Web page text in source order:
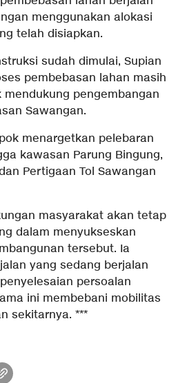
menggunakan alokasi
telah disiapkan.
sudah dimulai, Supian
pembebasan lahan masih
pengembangan
Sawangan.
menargetkan pelebaran
kawasan Parung Bingung,
Pertigaan Tol Sawangan
masyarakat akan tetap
dalam menyukseskan
tersebut. Ia
yang sedang berjalan
persoalan
ini membebani mobilitas
sekitarnya. ***